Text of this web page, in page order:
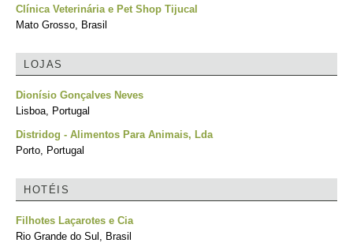
Clínica Veterinária e Pet Shop Tijucal
Mato Grosso, Brasil
LOJAS
Dionísio Gonçalves Neves
Lisboa, Portugal
Distridog - Alimentos Para Animais, Lda
Porto, Portugal
HOTÉIS
Filhotes Laçarotes e Cia
Rio Grande do Sul, Brasil